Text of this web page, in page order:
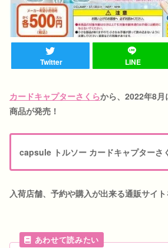
Twitter LINE
カードキャプターさくらから、2022年8月
商品が発売！
capsule トルソー カードキャプターさ
入荷店舗、予約や購入が出来る通販サイト